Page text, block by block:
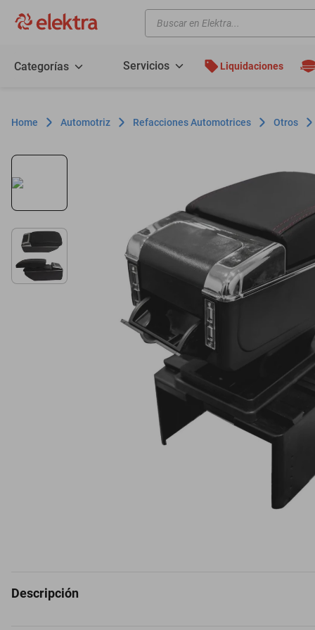
Buscar en Elektra...
Categorías Servicios Liquidaciones
Automotriz Refacciones Automotrices Otros
Descripción
motos
colchones
salas
motoneta